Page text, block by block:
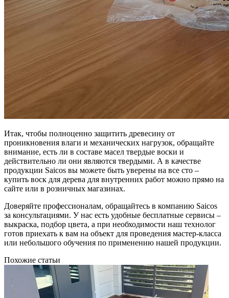
Итак, чтобы полноценно защитить древесину от
проникновения влаги и механических нагрузок, обращайте
внимание, есть ли в составе масел твердые воски и
действительно ли они являются твердыми. А в качестве
продукции Saicos вы можете быть уверены на все сто –
купить воск для дерева для внутренних работ можно прямо на
сайте или в розничных магазинах.
Доверяйте профессионалам, обращайтесь в компанию Saicos
за консультациями. У нас есть удобные бесплатные сервисы –
выкраска, подбор цвета, а при необходимости наш технолог
готов приехать к вам на объект для проведения мастер-класса
или небольшого обучения по применению нашей продукции.
Похожие статьи